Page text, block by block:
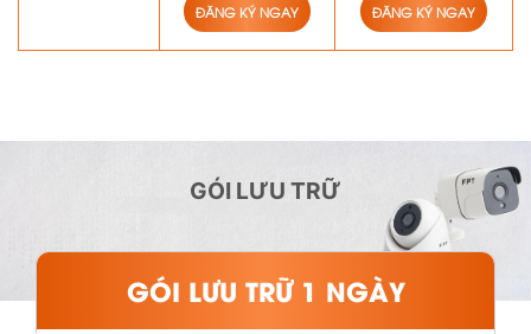
ĐĂNG KÝ NGAY ĐĂNG KÝ NGAY
GÓI LƯU TRỮ
GÓI LƯU TRỮ 1 NGÀY